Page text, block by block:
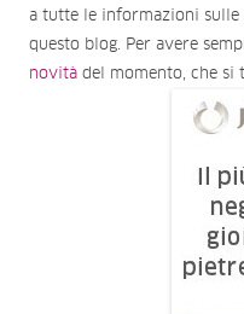
a tutte le informazioni sulle
questo blog. Per avere
novità del momento, che si